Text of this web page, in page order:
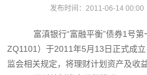
发布时间：2011-06-14 00:00
富滇银行“富融平衡”债券1号第
ZQ1101）于2011年5月13日正式成
监会相关规定，将理财计划资产及收